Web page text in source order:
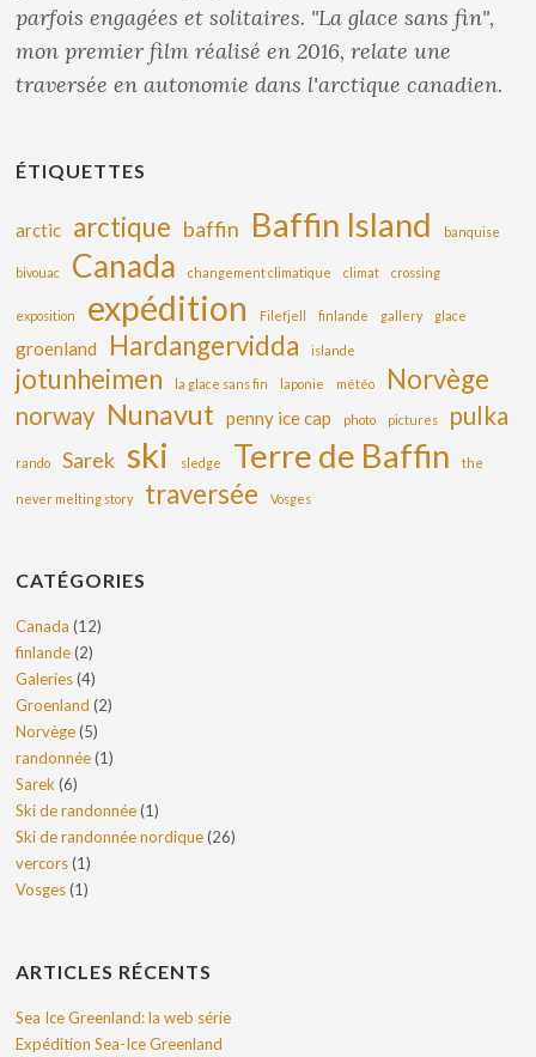
parfois engagées et solitaires. "La glace sans fin",
mon premier film réalisé en 2016, relate une
traversée en autonomie dans l'arctique canadien.
ÉTIQUETTES
arctic arctique baffin Baffin Island banquise
bivouac Canada changement climatique climat crossing
exposition expédition Filefjell finlande gallery glace
groenland Hardangervidda islande
jotunheimen la glace sans fin laponie météo Norvège
norway Nunavut penny ice cap photo pictures pulka
rando Sarek ski sledge Terre de Baffin the
never melting story traversée Vosges
CATÉGORIES
Canada (12)
finlande(2)
Galeries(4)
Groenland (2)
Norvège(5)
randonnée(1)
Sarek(6)
Ski de randonnée(1)
Ski de randonnée nordique(26)
vercors(1)
Vosges(1)
ARTICLES RÉCENTS
Sea Ice Greenland: la web série
Expédition Sea-Ice Greenland